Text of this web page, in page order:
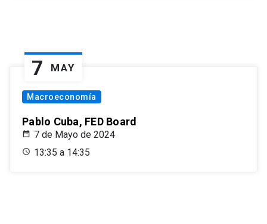
7 MAY
Macroeconomía
Pablo Cuba, FED Board
7 de Mayo de 2024
13:35 a 14:35